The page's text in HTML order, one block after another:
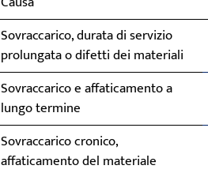
Sovraccarico, durata di servizio
prolungata o difetti dei materiali
Sovraccarico e affaticamento a
lungo termine
Sovraccarico cronico,
affaticamento del materiale